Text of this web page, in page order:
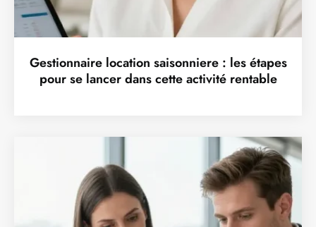
Gestionnaire location saisonniere : les étapes
pour se lancer dans cette activité rentable